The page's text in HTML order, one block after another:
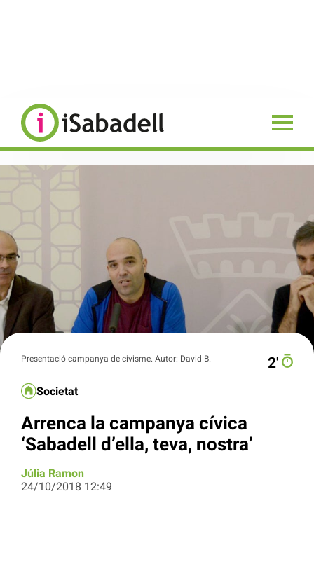
Presentació campanya de civisme. Autor: David B. 2′
Societat
Arrenca la campanya cívica
‘Sabadell d’ella, teva, nostra’
Júlia Ramon
24/10/2018 12:49